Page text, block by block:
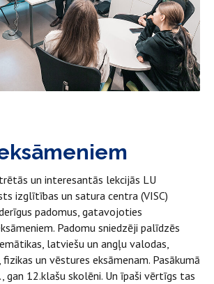
un interesantās lekcijās LU
izglītības un satura centra (VISC)
padomus, gatavojoties
Padomu sniedzēji palīdzēs
latviešu un angļu valodas,
un vēstures eksāmenam. Pasākumā
gan 12.klašu skolēni. Un īpaši vērtīgs tas